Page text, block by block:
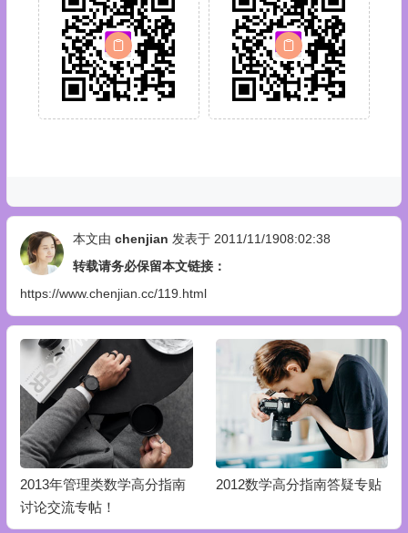
本文由 chenjian 发表于 2011/11/1908:02:38
转载请务必保留本文链接：
https://www.chenjian.cc/119.html
2013年管理类数学高分指南
讨论交流专帖！
2012数学高分指南答疑专贴